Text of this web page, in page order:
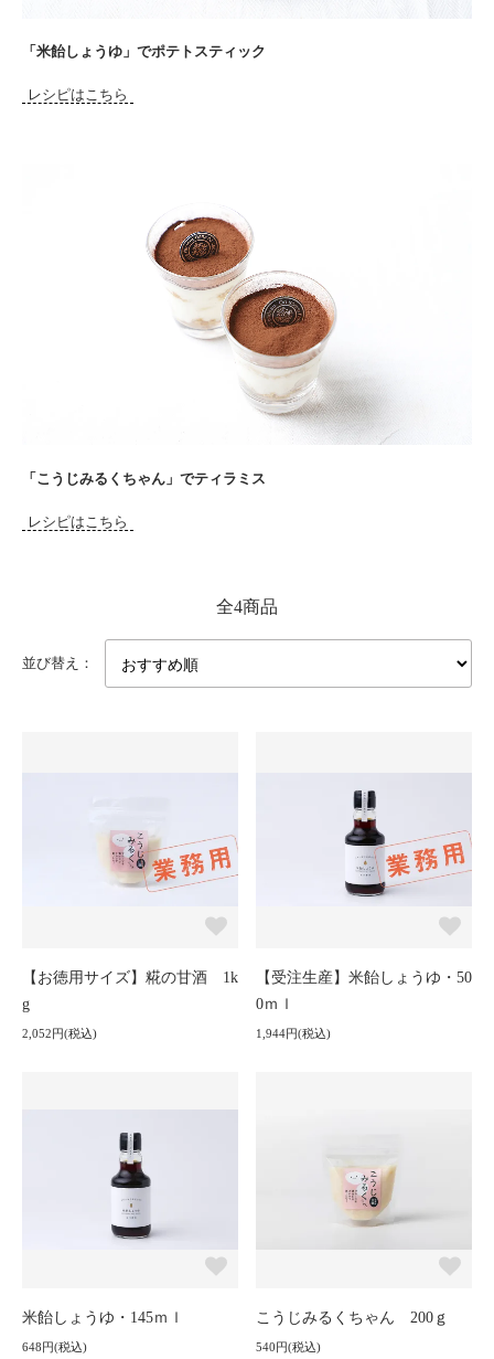
「米飴しょうゆ」でポテトスティック
レシピはこちら
「こうじみるくちゃん」でティラミス
レシピはこちら
全4商品
並び替え：
【お徳用サイズ】糀の甘酒 1k
g
2,052円(税込)
【受注生産】米飴しょうゆ・50
0ｍｌ
1,944円(税込)
米飴しょうゆ・145ｍｌ
648円(税込)
こうじみるくちゃん 200ｇ
540円(税込)